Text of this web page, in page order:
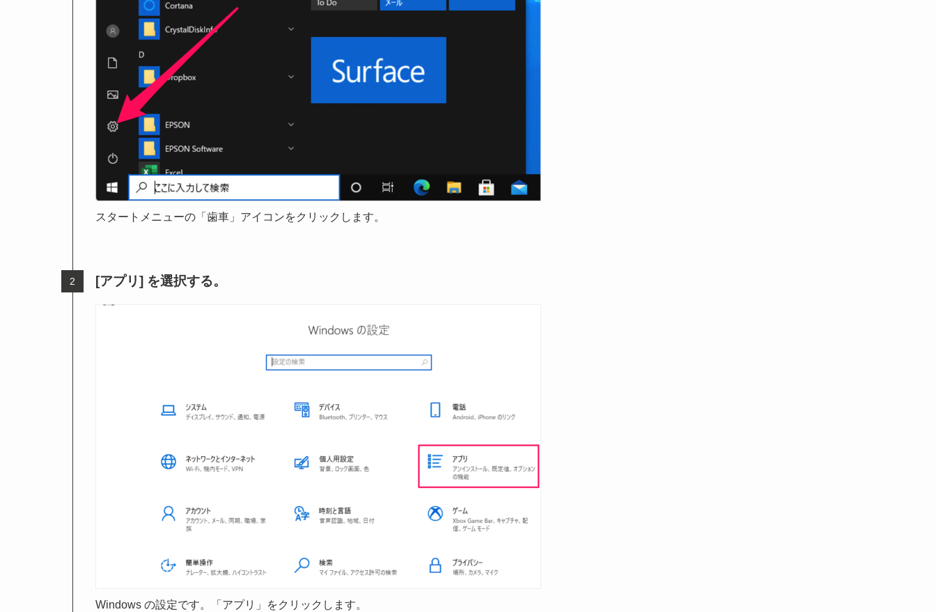
スタートメニューの「歯車」アイコンをクリックします。
[アプリ] を選択する。
Windows の設定です。「アプリ」をクリックします。